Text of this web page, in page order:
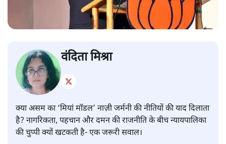
वंदिता मिश्रा
क्या असम का ‘मियां मॉडल’ नाज़ी जर्मनी की नीतियों की याद दिलाता
है? नागरिकता, पहचान और दमन की राजनीति के बीच न्यायपालिका
की चुप्पी क्यों खटकती है- एक जरूरी सवाल।